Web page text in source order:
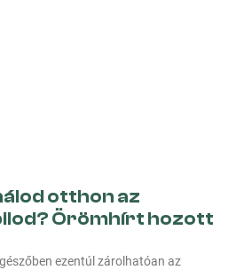
otthon az
Örömhírt hozott
ezentúl zárolhatóan az